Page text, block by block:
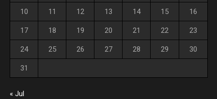
10 11 12 13 14 15 16
17 18 19 20 21 22 23
24 25 26 27 28 29 30
31
« Jul